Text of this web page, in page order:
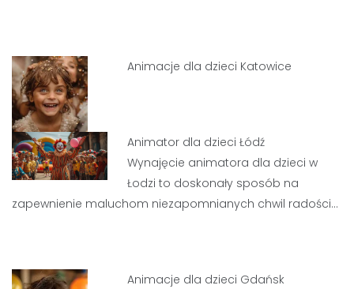
Animacje dla dzieci Katowice
Animator dla dzieci Łódź
Wynajęcie animatora dla dzieci w
Łodzi to doskonały sposób na
zapewnienie maluchom niezapomnianych chwil radości…
Animacje dla dzieci Gdańsk